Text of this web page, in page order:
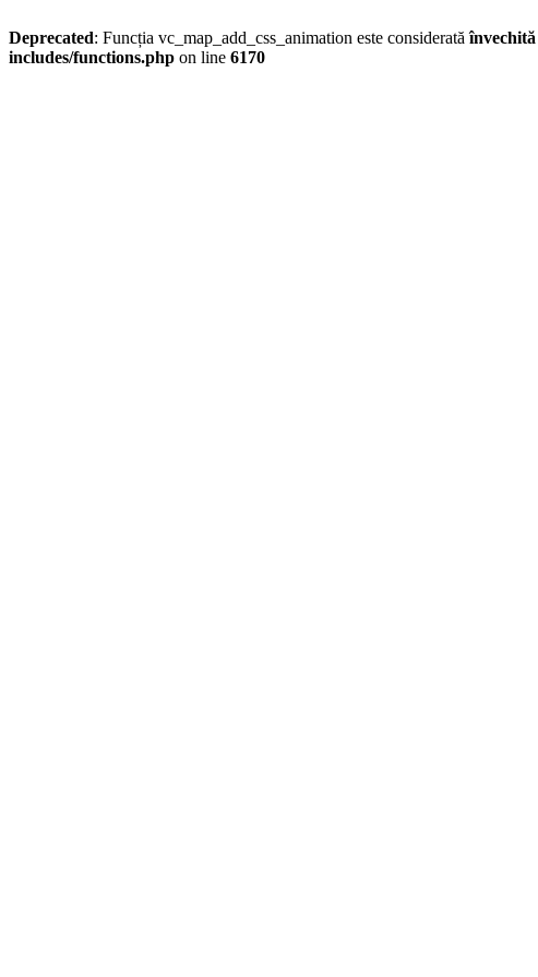
Deprecated: Funcția vc_map_add_css_animation este consideratăînvechită
includes/functions.php on line 6170